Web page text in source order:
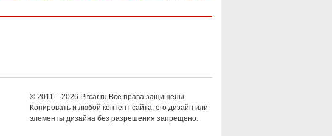
© 2011 – 2026 Pitcar.ru Все права защищены.
Копировать и любой контент сайта, его дизайн или
элементы дизайна без разрешения запрещено.